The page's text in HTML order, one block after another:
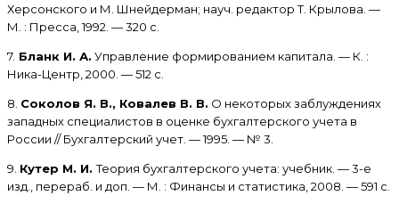
Херсонского и М. Шнейдерман; науч. редактор Т. Крылова. —
М. : Пресса, 1992. — 320 с.
7. Бланк И. А. Управление формированием капитала. — К. :
Ника-Центр, 2000. — 512 с.
8. Соколов Я. В., Ковалев В. В. О некоторых заблуждениях
западных специалистов в оценке бухгалтерского учета в
России // Бухгалтерский учет. — 1995. — № 3.
9. Кутер М. И.Теория бухгалтерского учета: учебник. — 3-е
изд., перераб. и доп. — М. : Финансы и статистика, 2008. — 591 с.